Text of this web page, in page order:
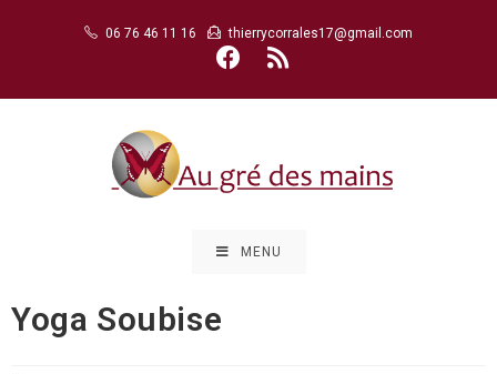
06 76 46 11 16 thierrycorrales17@gmail.com
MENU
Yoga Soubise